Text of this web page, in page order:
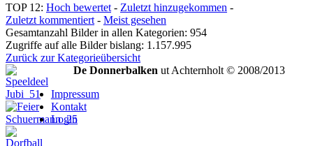
TOP 12: Hoch bewertet - Zuletzt hinzugekommen -
Zuletzt kommentiert - Meist gesehen
Gesamtanzahl Bilder in allen Kategorien: 954
Zugriffe auf alle Bilder bislang: 1.157.995
Zurück zur Kategorieübersicht
De Donnerbalken ut Achternholt © 2008/2013
Impressum
Kontakt
Login